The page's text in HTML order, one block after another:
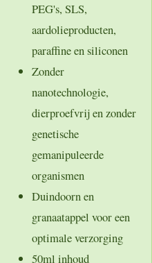
PEG's, SLS,
aardolieproducten,
paraffine en siliconen
Zonder
nanotechnologie,
dierproefvrij en zonder
genetische
gemanipuleerde
organismen
Duindoorn en
granaatappel voor een
optimale verzorging
50ml inhoud